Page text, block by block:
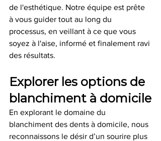
de l'esthétique. Notre équipe est prête
à vous guider tout au long du
processus, en veillant à ce que vous
soyez à l'aise, informé et finalement ravi
des résultats.
Explorer les options de
blanchiment à domicile
En explorant le domaine du
blanchiment des dents à domicile, nous
reconnaissons le désir d’un sourire plus